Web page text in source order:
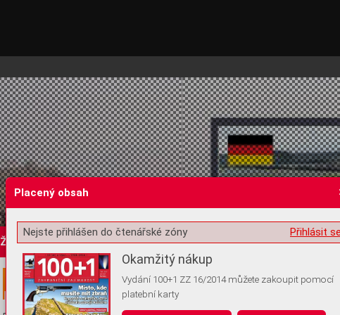
Žádost o souhlas s ukládáním volitelných informací
Placený obsah
Přihlásit
Nejste přihlášen do čtenářské zóny
Okamžitý nákup
Vydání 100+1 ZZ 16/2014 můžete zakoupit pomocí
platební karty